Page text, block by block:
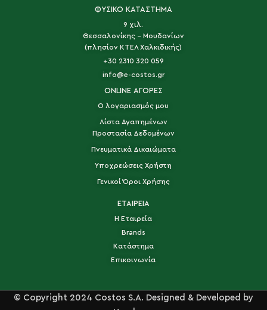
ΦΥΣΙΚΟ ΚΑΤΑΣΤΗΜΑ
9 χιλ.
Θεσσαλονίκης - Μουδανίων
(πλησίον ΚΤΕΛ Χαλκιδικής)
+30 2310 320 059
info@e-costos.gr
ONLINE ΑΓΟΡΕΣ
Ο λογαριασμός μου
Λίστα Αγαπημένων
Προστασία Δεδομένων
Πνευματικά Δικαιώματα
Υποχρεώσεις Χρήστη
Γενικοί Όροι Χρήσης
ΕΤΑΙΡΕΙΑ
Η Εταιρεία
Brands
Κατάστημα
Επικοινωνία
© Copyright 2024 Costos S.A. Designed & Developed by